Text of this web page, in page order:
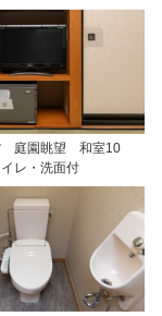
庭園眺望 和室10
レ・洗面付